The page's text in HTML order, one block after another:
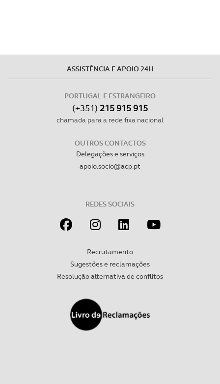
ASSISTÊNCIA E APOIO 24H
PORTUGAL E ESTRANGEIRO
(+351) 215 915 915
chamada para a rede fixa nacional
OUTROS CONTACTOS
Delegações e serviços
apoio.socio@acp.pt
REDES SOCIAIS
Recrutamento
Sugestões e reclamações
Resolução alternativa de conflitos